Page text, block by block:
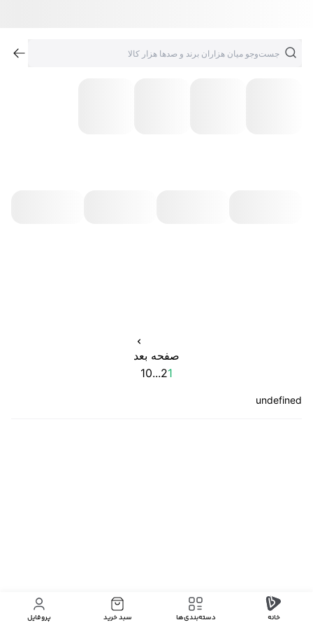
صفحه بعد
1
2
...
10
undefined
خانه دسته‌بندی‌‌ها سبد خرید پروفایل